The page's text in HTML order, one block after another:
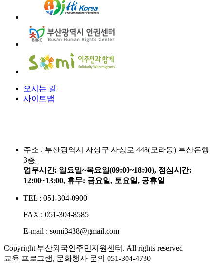
오시는 길
사이트맵
주소 : 부산광역시 사상구 사상로 448(모라동) 부산은행
3층,
업무시간: 일요일~목요일(09:00~18:00), 점심시간:
12:00~13:00, 휴무: 금요일, 토요일, 공휴일
TEL : 051-304-0900
FAX : 051-304-8585
E-mail : somi3438@gmail.com
Copyright 부산외국인주민지원센터. All rights reserved
교육 프로그램, 문화행사 문의 051-304-4730